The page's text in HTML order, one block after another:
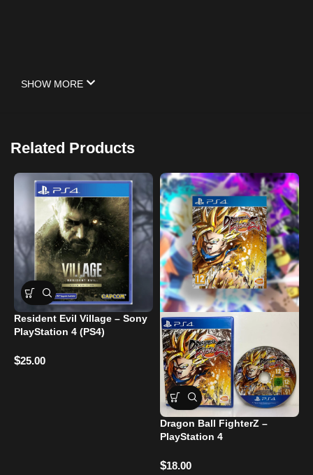
SHOW MORE
Related Products
Resident Evil Village – Sony
PlayStation 4 (PS4)
$25.00
Dragon Ball FighterZ –
PlayStation 4
$18.00